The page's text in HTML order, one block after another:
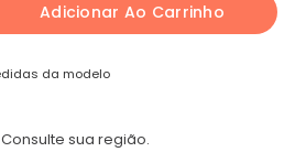
Adicionar Ao Carrinho
da modelo
Consulte sua região.